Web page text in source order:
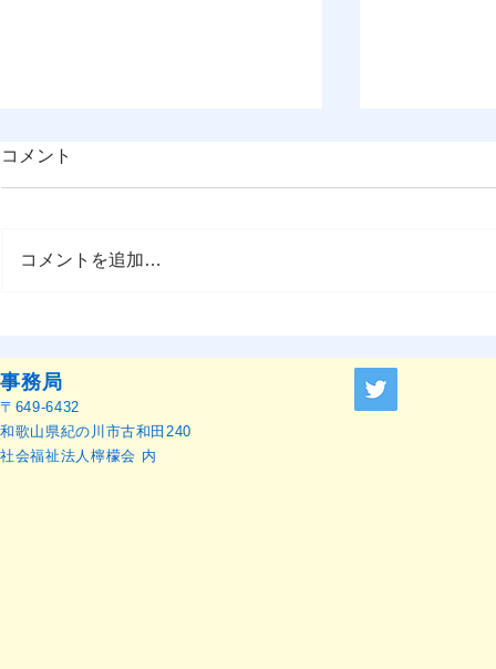
催のお知らせ
本語訳）
コメント
コメントを追加…
事務局
〒649-6432
和歌山県紀の川市古和田240
社会福祉法人檸檬会 内